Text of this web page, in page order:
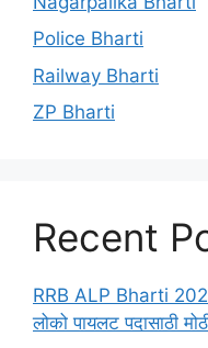
Police Bharti
Railway Bharti
ZP Bharti
Recent
RRB ALP Bharti
लोको पायलट पदासाठी